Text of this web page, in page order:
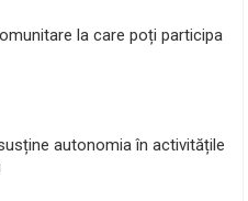
la care poți participa
autonomia în activitățile